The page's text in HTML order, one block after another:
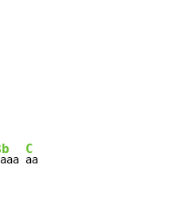
C
aa